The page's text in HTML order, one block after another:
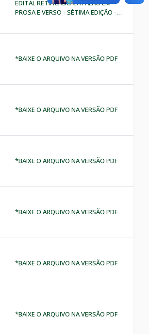
EDITAL RETIFICADO CATALÃO EM
PROSA E VERSO - SÉTIMA EDIÇÃO -
*BAIXE O ARQUIVO NA VERSÃO PDF
*BAIXE O ARQUIVO NA VERSÃO PDF
*BAIXE O ARQUIVO NA VERSÃO PDF
*BAIXE O ARQUIVO NA VERSÃO PDF
*BAIXE O ARQUIVO NA VERSÃO PDF
*BAIXE O ARQUIVO NA VERSÃO PDF